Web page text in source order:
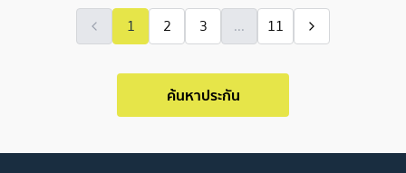
1 2 3 ... 11
ค้นหาประกัน